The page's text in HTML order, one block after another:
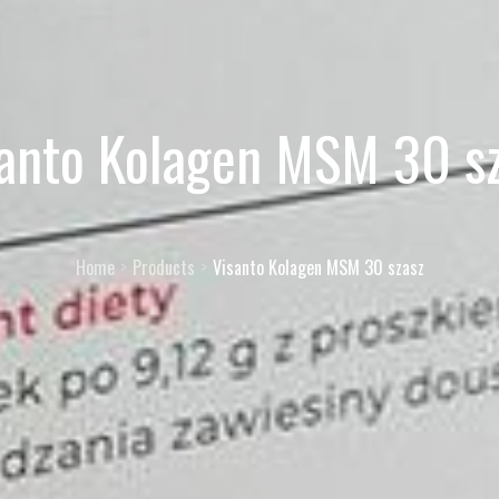
Kolagen MSM 30
Home Products Visanto Kolagen MSM 30 szasz